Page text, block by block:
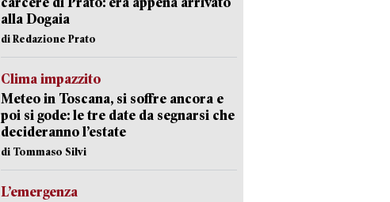
alla Dogaia
di Redazione Prato
Clima impazzito
Meteo in Toscana, si soffre ancora e
poi si gode: le tre date da segnarsi che
decideranno l’estate
di Tommaso Silvi
L’emergenza